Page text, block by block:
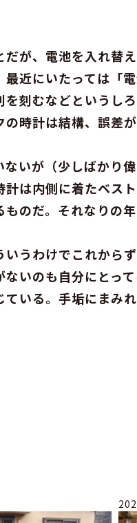
だが、電池を入れ替
最近にいたっては「
を刻むなどというし
の時計は結構、誤差
ないが（少しばかり
計は内側に着たベス
のだ。それなりの
いうわけでこれから
ないのも自分にとっ
ている。手垢にまみ